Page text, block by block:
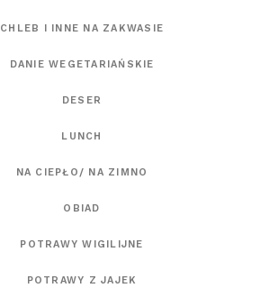
CHLEB I INNE NA ZAKWASIE
DANIE WEGETARIAŃSKIE
DESER
LUNCH
NA CIEPŁO/ NA ZIMNO
OBIAD
POTRAWY WIGILIJNE
POTRAWY Z JAJEK